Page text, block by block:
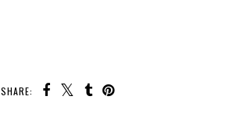
SHARE: